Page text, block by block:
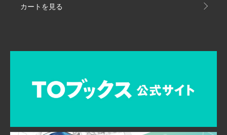
カートを見る